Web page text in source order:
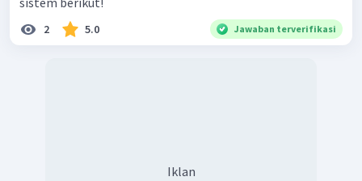
2 5.0 Jawaban terverifikasi
Iklan